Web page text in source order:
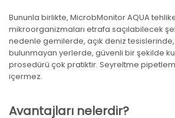
Bununla birlikte, MicrobMonitor AQUA
mikroorganizmaları etrafa saçılabilecek
nedenle gemilerde, açık deniz
bulunmayan yerlerde, güvenli bir şekilde
prosedürü çok pratiktir. Seyreltme
içermez.
Avantajları nelerdir?